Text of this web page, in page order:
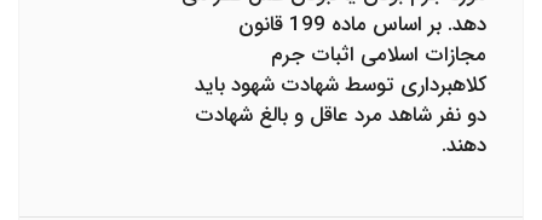
دهد. بر اساس ماده 199 قانون
مجازات اسلامی اثبات جرم
کلاهبرداری توسط شهادت شهود باید
دو نفر شاهد مرد عاقل و بالغ شهادت
دهند.